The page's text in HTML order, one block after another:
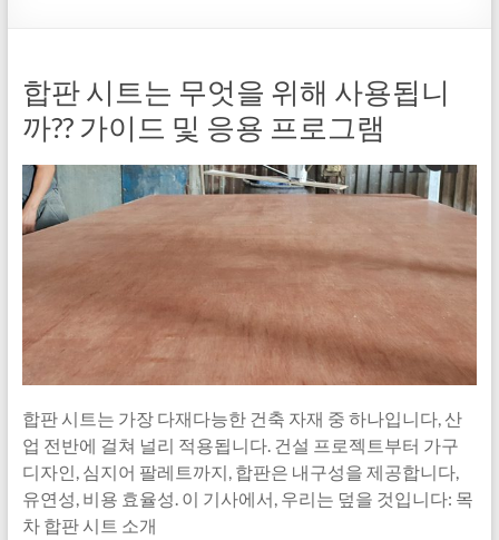
합판 시트는 무엇을 위해 사용됩니
까?? 가이드 및 응용 프로그램
합판 시트는 가장 다재다능한 건축 자재 중 하나입니다, 산
업 전반에 걸쳐 널리 적용됩니다. 건설 프로젝트부터 가구
디자인, 심지어 팔레트까지, 합판은 내구성을 제공합니다,
유연성, 비용 효율성. 이 기사에서, 우리는 덮을 것입니다: 목
차 합판 시트 소개